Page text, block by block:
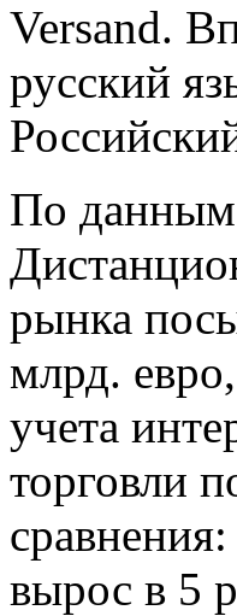
Versand.
русский
По
рынка
млрд.
учета
торговли
вырос в 5